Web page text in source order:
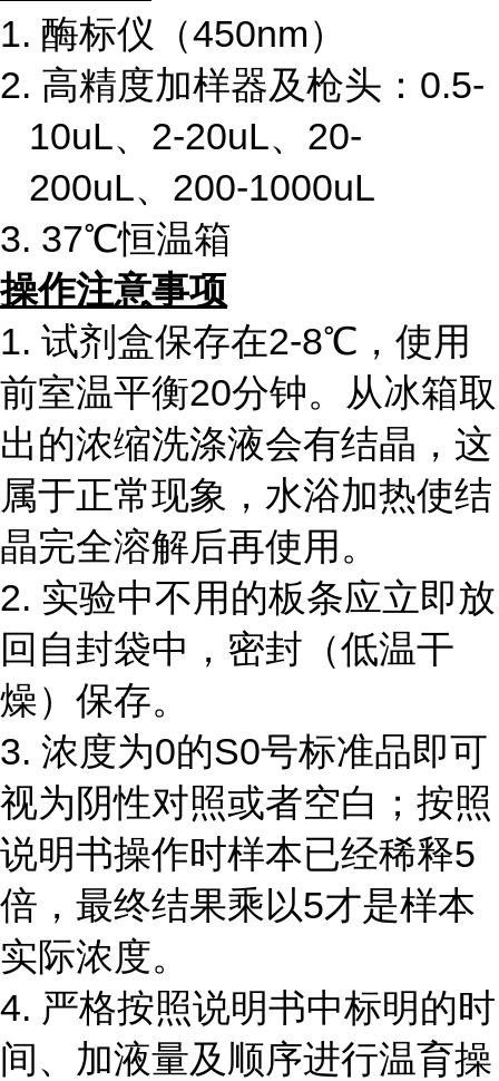
1. 酶标仪（450nm）
2. 高精度加样器及枪头：0.5-
10uL、2-20uL、20-
200uL、200-1000uL
3. 37℃恒温箱
操作注意事项
1. 试剂盒保存在2-8℃，使用
前室温平衡20分钟。从冰箱取
出的浓缩洗涤液会有结晶，这
属于正常现象，水浴加热使结
晶完全溶解后再使用。
2. 实验中不用的板条应立即放
回自封袋中，密封（低温干
燥）保存。
3. 浓度为0的S0号标准品即可
视为阴性对照或者空白；按照
说明书操作时样本已经稀释5
倍，最终结果乘以5才是样本
实际浓度。
4. 严格按照说明书中标明的时
间、加液量及顺序进行温育操